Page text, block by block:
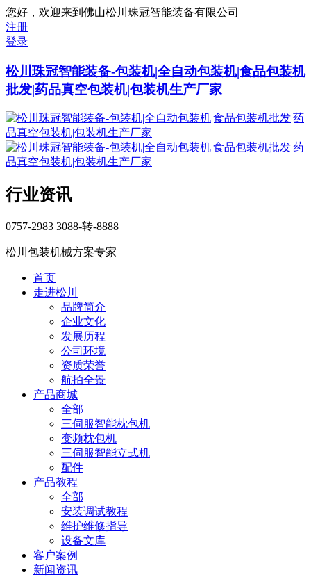
您好，欢迎来到佛山松川珠冠智能装备有限公司
注册
登录
松川珠冠智能装备-包装机|全自动包装机|食品包装机
批发|药品真空包装机|包装机生产厂家
行业资讯
0757-2983 3088-转-8888
松川 包装机械方案专家
首页
走进松川
品牌简介
企业文化
发展历程
公司环境
资质荣誉
航拍全景
产品商城
全部
三伺服智能枕包机
变频枕包机
三伺服智能立式机
配件
产品教程
全部
安装调试教程
维护维修指导
设备文库
客户案例
新闻资讯